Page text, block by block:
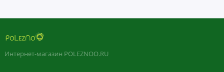
Интернет-магазин POLEZNOO.RU